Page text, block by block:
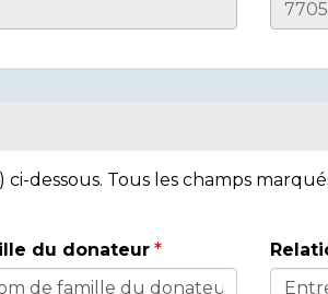
dessous. Tous les champs
du donateur